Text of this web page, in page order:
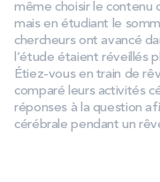
ACCESSOIRES
PROMOS
Technologie bultex
même choisir le contenu
mais en étudiant le
chercheurs ont avancé
l’étude étaient réveillés
Étiez-vous en train de
comparé leurs activités
réponses à la question
cérébrale pendant un